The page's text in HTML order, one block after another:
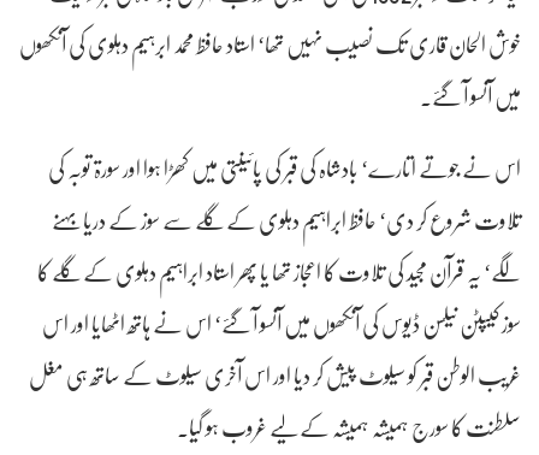
خوش الحان قاری تک نصیب نہیں تھا‘ استاد حافظ محمد ابرہیم دہلوی کی آنکھوں
میں آنسو آ گئے۔
اس نے جوتے اتارے‘ بادشاہ کی قبر کی پائینتی میں کھڑا ہوا اور سورۃ توبہ کی
تلاوت شروع کر دی‘ حافظ ابراہیم دہلوی کے گلے سے سوز کے دریا بہنے
لگے‘ یہ قرآن مجید کی تلاوت کا اعجاز تھا یا پھر استاد ابراہیم دہلوی کے گلے کا
سوز کیپٹن نیلسن ڈیوس کی آنکھوں میں آنسو آ گئے‘ اس نے ہاتھ اٹھایا اور اس
غریب الوطن قبر کو سیلوٹ پیش کر دیا اور اس آخری سیلوٹ کے ساتھ ہی مغل
سلطنت کا سورج ہمیشہ ہمیشہ کے لیے غروب ہو گیا۔